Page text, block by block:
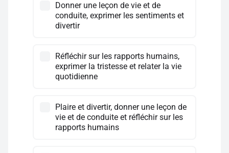
Donner une leçon de vie et de
conduite, exprimer les sentiments et
divertir
Réfléchir sur les rapports humains,
exprimer la tristesse et relater la vie
quotidienne
Plaire et divertir, donner une leçon de
vie et de conduite et réfléchir sur les
rapports humains